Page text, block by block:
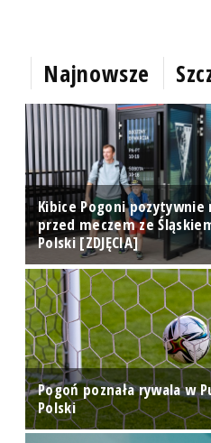
Najnowsze
Kibice Pogoni
przed meczem ze
Polski [ZDJĘCIA]
Pogoń poznała rywala w
Polski